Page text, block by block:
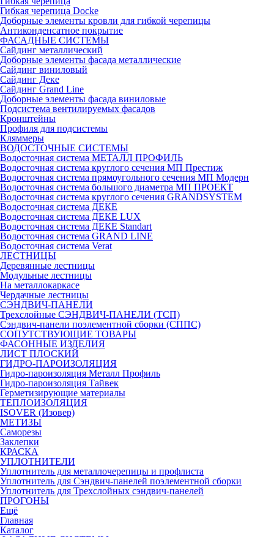
Гибкая черепица Docke
Доборные элементы кровли для гибкой черепицы
Антиконденсатное покрытие
ФАСАДНЫЕ СИСТЕМЫ
Сайдинг металлический
Доборные элементы фасада металлические
Сайдинг виниловый
Сайдинг Деке
Сайдинг Grand Line
Доборные элементы фасада виниловые
Подсистема вентилируемых фасадов
Кронштейны
Профиля для подсистемы
Кляммеры
ВОДОСТОЧНЫЕ СИСТЕМЫ
Водосточная система МЕТАЛЛ ПРОФИЛЬ
Водосточная система круглого сечения МП Престиж
Водосточная система прямоугольного сечения МП Модерн
Водосточная система большого диаметра МП ПРОЕКТ
Водосточная система круглого сечения GRANDSYSTEM
Водосточная система ДЕКЕ
Водосточная система ДЕКЕ LUX
Водосточная система ДЕКЕ Standart
Водосточная система GRAND LINE
Водосточная система Verat
ЛЕСТНИЦЫ
Деревянные лестницы
Модульные лестницы
На металлокаркасе
Чердачные лестницы
СЭНДВИЧ-ПАНЕЛИ
Трехслойные СЭНДВИЧ-ПАНЕЛИ (ТСП)
Сэндвич-панели поэлементной сборки (СППС)
СОПУТСТВУЮЩИЕ ТОВАРЫ
ФАСОННЫЕ ИЗДЕЛИЯ
ЛИСТ ПЛОСКИЙ
ГИДРО-ПАРОИЗОЛЯЦИЯ
Гидро-пароизоляция Металл Профиль
Гидро-пароизоляция Тайвек
Герметизирующие материалы
ТЕПЛОИЗОЛЯЦИЯ
ISOVER (Изовер)
МЕТИЗЫ
Саморезы
Заклепки
КРАСКА
УПЛОТНИТЕЛИ
Уплотнитель для металлочерепицы и профлиста
Уплотнитель для Сэндвич-панелей поэлементной сборки
Уплотнитель для Трехслойных сэндвич-панелей
ПРОГОНЫ
Ещё
Главная
Каталог